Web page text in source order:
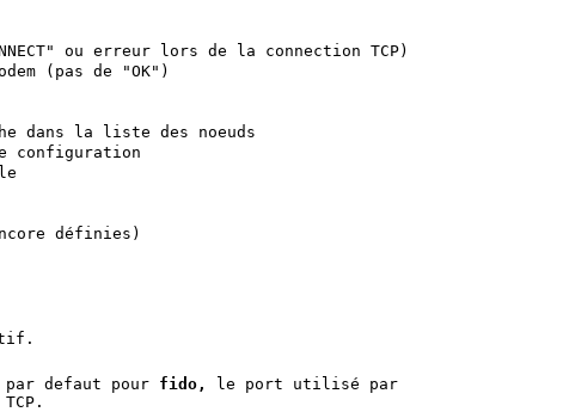
ou erreur lors de la connection TCP)
(pas de "OK")
dans la liste des noeuds
configuration
définies)
par defaut pour fido,
le port utilisé par